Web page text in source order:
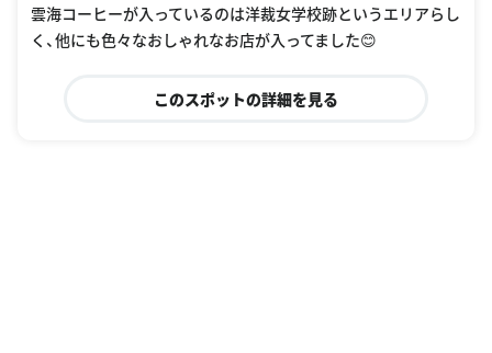
雲海コーヒーが入っているのは洋裁女学校跡というエリアらし
く、他にも色々なおしゃれなお店が入ってました😊
このスポットの詳細を見る